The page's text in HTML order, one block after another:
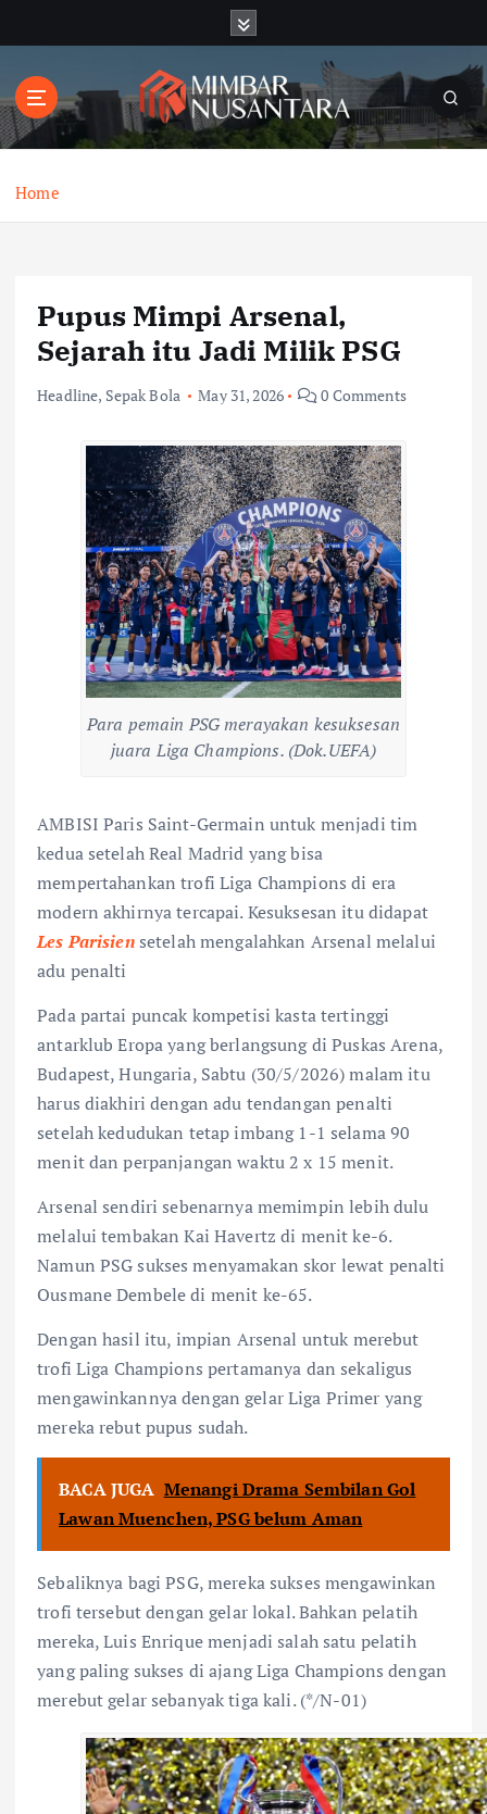
t
o
Home
Pupus Mimpi Arsenal,
Sejarah itu Jadi Milik PSG
Headline, Sepak Bola May 31, 2026 0 Comments
Para pemain PSG merayakan kesuksesan
juara Liga Champions. (Dok.UEFA)
AMBISI Paris Saint-Germain untuk menjadi tim
kedua setelah Real Madrid yang bisa
mempertahankan trofi Liga Champions di era
modern akhirnya tercapai. Kesuksesan itu didapat
Les Parisiensetelah mengalahkan Arsenal melalui
adu penalti
Pada partai puncak kompetisi kasta tertinggi
antarklub Eropa yang berlangsung di Puskas Arena,
Budapest, Hungaria, Sabtu (30/5/2026) malam itu
harus diakhiri dengan adu tendangan penalti
setelah kedudukan tetap imbang 1-1 selama 90
menit dan perpanjangan waktu 2 x 15 menit.
Arsenal sendiri sebenarnya memimpin lebih dulu
melalui tembakan Kai Havertz di menit ke-6.
Namun PSG sukses menyamakan skor lewat penalti
Ousmane Dembele di menit ke-65.
Dengan hasil itu, impian Arsenal untuk merebut
trofi Liga Champions pertamanya dan sekaligus
mengawinkannya dengan gelar Liga Primer yang
mereka rebut pupus sudah.
BACA JUGA Menangi Drama Sembilan Gol
Lawan Muenchen, PSG belum Aman
Sebaliknya bagi PSG, mereka sukses mengawinkan
trofi tersebut dengan gelar lokal. Bahkan pelatih
mereka, Luis Enrique menjadi salah satu pelatih
yang paling sukses di ajang Liga Champions dengan
merebut gelar sebanyak tiga kali. (*/N-01)